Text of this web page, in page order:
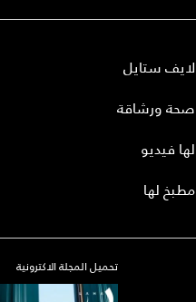
لايف ستايل
صحة ورشاقة
لها فيديو
مطبخ لها
تحميل المجلة الاكترونية